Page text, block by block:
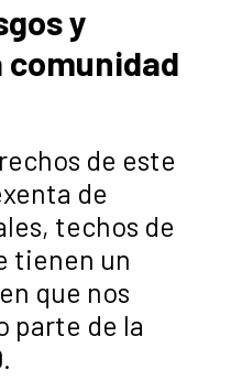
y
comunidad
de este
de
techos de
tienen un
que nos
parte de la